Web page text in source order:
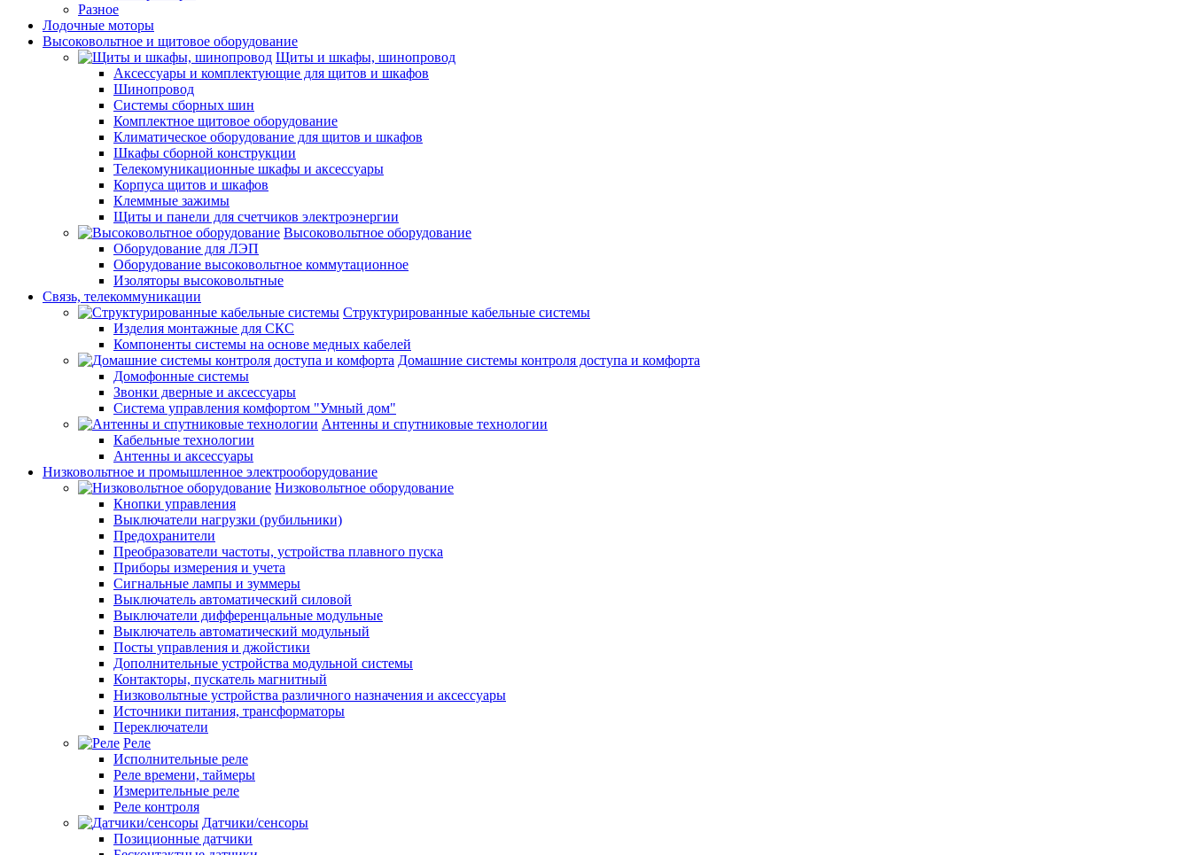
Разное
Лодочные моторы
Высоковольтное и щитовое оборудование
Щиты и шкафы, шинопровод
Аксессуары и комплектующие для щитов и шкафов
Шинопровод
Системы сборных шин
Комплектное щитовое оборудование
Климатическое оборудование для щитов и шкафов
Шкафы сборной конструкции
Телекомуникационные шкафы и аксессуары
Корпуса щитов и шкафов
Клеммные зажимы
Щиты и панели для счетчиков электроэнергии
Высоковольтное оборудование
Оборудование для ЛЭП
Оборудование высоковольтное коммутационное
Изоляторы высоковольтные
Связь, телекоммуникации
Структурированные кабельные системы
Изделия монтажные для СКС
Компоненты системы на основе медных кабелей
Домашние системы контроля доступа и комфорта
Домофонные системы
Звонки дверные и аксессуары
Система управления комфортом "Умный дом"
Антенны и спутниковые технологии
Кабельные технологии
Антенны и аксессуары
Низковольтное и промышленное электрооборудование
Низковольтное оборудование
Кнопки управления
Выключатели нагрузки (рубильники)
Предохранители
Преобразователи частоты, устройства плавного пуска
Приборы измерения и учета
Сигнальные лампы и зуммеры
Выключатель автоматический силовой
Выключатели дифференцальные модульные
Выключатель автоматический модульный
Посты управления и джойстики
Дополнительные устройства модульной системы
Контакторы, пускатель магнитный
Низковольтные устройства различного назначения и аксессуары
Источники питания, трансформаторы
Переключатели
Реле
Исполнительные реле
Реле времени, таймеры
Измерительные реле
Реле контроля
Датчики/сенсоры
Позиционные датчики